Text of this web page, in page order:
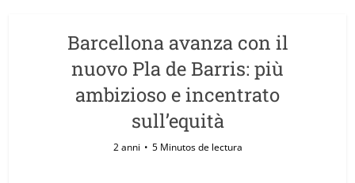
Barcellona avanza con il
nuovo Pla de Barris: più
ambizioso e incentrato
sull’equità
2 anni 5 Minutos de lectura